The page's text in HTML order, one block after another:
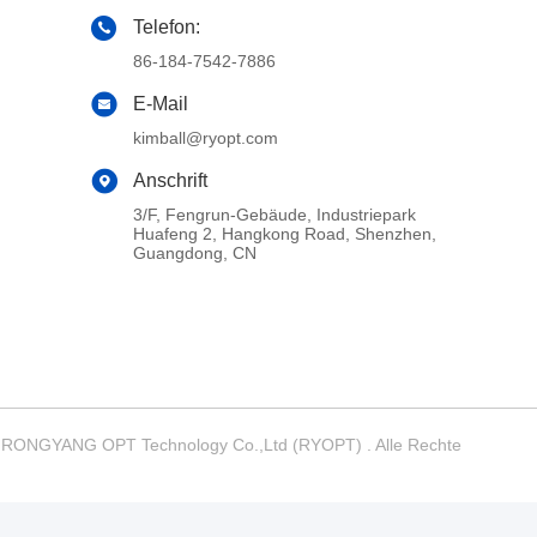
Kim+86 13760148457
6:54 PM
Good day, what product are you looking